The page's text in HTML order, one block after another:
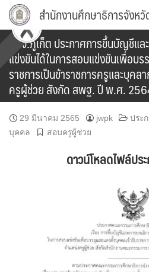
Skip
content
สำนักงานศึกษาธิการจังห
กศจ.ภูเก็ต ประกาศการขึ้นบัญชีแ
แข่งขันได้ในการสอบแข่งขันเพื่อบ
ราชการเป็นข้าราชการครูและบุค
ครูผู้ช่วย สังกัด สพฐ. ปี พ.ศ.
29 มีนาคม 2565 jwpk
ประ
บุคคล
สอบครูผู้ช่วย
ดาวน์โหลดไฟล์ปร